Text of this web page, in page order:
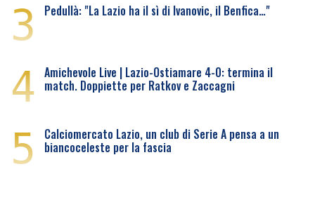
3 Pedullà: "La Lazio ha il sì di Ivanovic, il Benfica…"
4 Amichevole Live | Lazio-Ostiamare 4-0: termina il
match. Doppiette per Ratkov e Zaccagni
5 Calciomercato Lazio, un club di Serie A pensa a un
biancoceleste per la fascia